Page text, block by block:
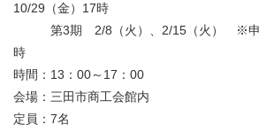
10/29（金）17時
第3期 2/8（火）、2/15（火） ※申
時
時間：13：00～17：00
会場：三田市商工会館内
定員：7名